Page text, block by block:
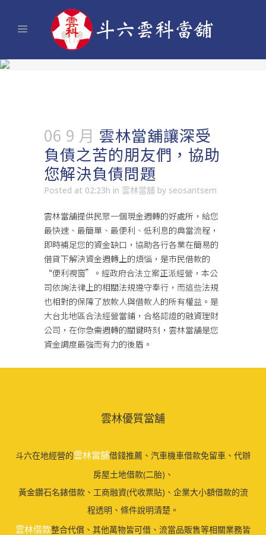
06 9 月 雲林當舖讓深受
負債之苦的朋友們，協助
您解決負債問題
Posted at 02:23h in 雲林當舖 by seosantsem
雲林當舖提供民眾一個現金週轉的好處所，給您
最快速、最簡單、最便利、低利息的典當流程，
即時補足您的資金缺口，協助各行各業在簡易的
借貸下解決資金週轉上的煩惱，是市民借款的
“便利視窗”。經政府合法立案正派經營，本公
司依詢法律上的相關法規遵守奉行，而這些法規
也相對的保障了放款人與借款人的所有權益。是
大台北地區合法經營當鋪，合格認證的融資理財
公司，在你急需週轉的關鍵時刻，雲林當舖是您
資金調度最強而有力的後盾。
雲林優質當舖
斗六在地經營的雲林當舖借錢推薦、汽車機車借款免留車、代辦
房屋土地借款(二胎)、
黃金鑽石名錶借款、工商融資(代收票貼)、企業大小額借款的流
程透明、條件說明清楚。
雲林借款整合代償、其他萬物皆可借、流當品販售等相關業務皆